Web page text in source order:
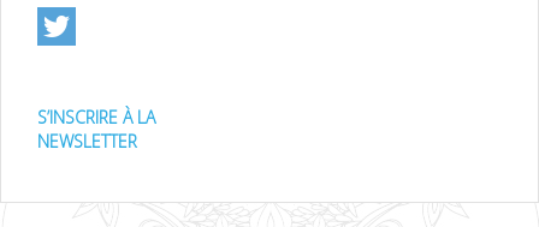
S’INSCRIRE À LA
NEWSLETTER